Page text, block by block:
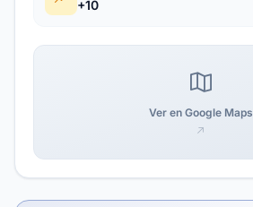
+10
Ver en Google Maps